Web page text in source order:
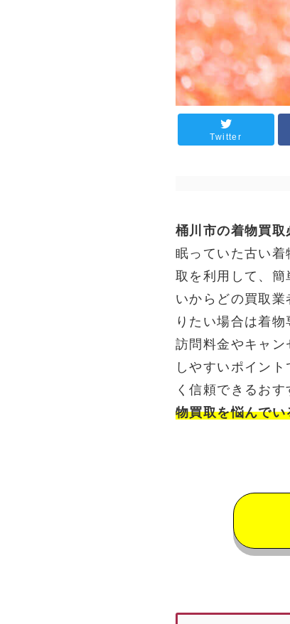
Twitter
桶川市の着物買取
眠っていた古い
取を利用して、
いからどの買取
りたい場合は着
訪問料金やキャ
しやすいポイン
く信頼できるお
物買取を悩んで